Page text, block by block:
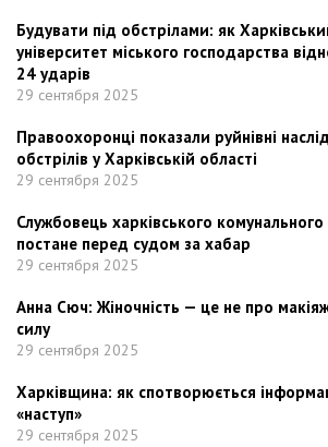
Будувати під обстрілами: як
університет міського господарства
24 ударів
29 сентября 2025
Правоохоронці показали руйнівні
обстрілів у Харківській області
29 сентября 2025
Службовець харківського
постане перед судом за хабар
29 сентября 2025
Анна Сюч: Жіночність — це не про
силу
29 сентября 2025
Харківщина: як спотворюється
«наступ»
29 сентября 2025